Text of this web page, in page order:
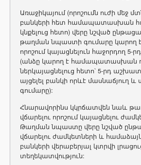
Առաջիկայում (որոշումն ուժի մեջ
բանկերի հետ համապատասխան
կնքելուց հետո) վերը նշված
թաղման նպաստի գումարը կարող է
որոշում կայացնելուն հաջորդող 5-
(անձը կարող է համապատասխան
ներկայացնելուց հետո՝ 5-րդ
այցելել բանկի որևէ մասնաճյուղ
գումարը):
Հնարավորինս կկրճատվեն նաև
վճարելու որոշում կայացնելու
Թաղման նպաստը վերը նշված
վճարելու ժամկետների և
բանկերի վերաբերյալ կտրվի
տեղեկատվություն: